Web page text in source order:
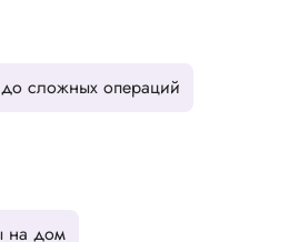
сложных операций
на дом